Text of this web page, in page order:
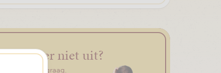
Kom je er niet uit?
Wij helpen je graag.